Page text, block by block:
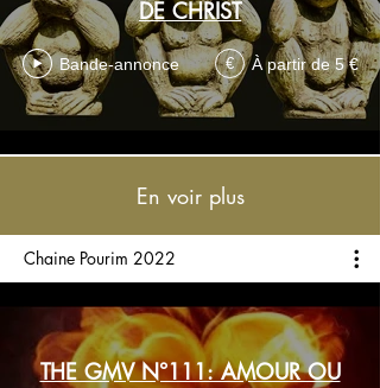
DE CHRIST
Bande-annonce € À partir de 5 €
En voir plus
Chaine Pourim 2022
THE GMV N°111: AMOUR OU